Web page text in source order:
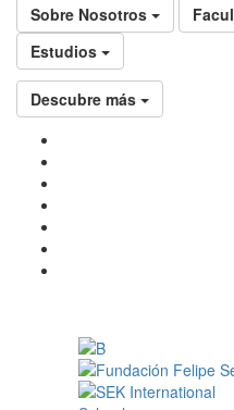
Sobre Nosotros
Estudios
Descubre más